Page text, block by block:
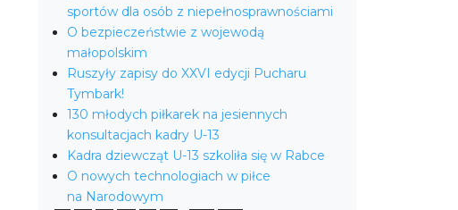
sportów dla osób z niepełnosprawnościami
O bezpieczeństwie z wojewodą
małopolskim
Ruszyły zapisy do XXVI edycji Pucharu
Tymbark!
130 młodych piłkarek na jesiennych
konsultacjach kadry U-13
Kadra dziewcząt U-13 szkoliła się w Rabce
O nowych technologiach w piłce
na Narodowym